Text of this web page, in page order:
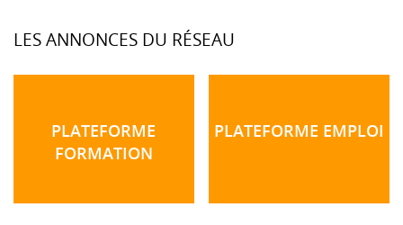
LES ANNONCES DU RÉSEAU
PLATEFORME
FORMATION
PLATEFORME EMPLOI